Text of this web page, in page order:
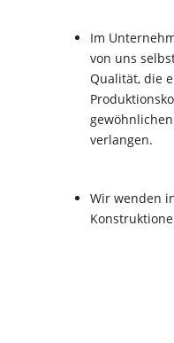
Im
von uns
Qualität, die
verlangen.
Wir wenden